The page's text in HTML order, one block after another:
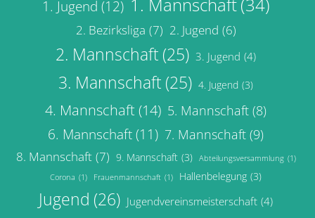
1. Jugend (12) 1. Mannschaft(34)
2. Bezirksliga (7) 2. Jugend (6)
2. Mannschaft (25) 3. Jugend (4)
3. Mannschaft (25) 4. Jugend (3)
4. Mannschaft(14) 5. Mannschaft (8)
6. Mannschaft(11) 7. Mannschaft (9)
8. Mannschaft (7) 9. Mannschaft (3) Abteilungsversammlung (1)
Corona (1) Frauenmannschaft (1) Hallenbelegung (3)
Jugend (26) Jugendvereinsmeisterschaft (4)